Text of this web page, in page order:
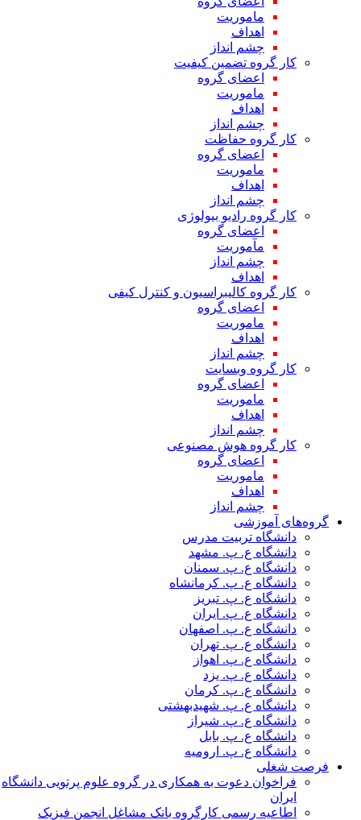
ماموریت
اهداف
چشم انداز
کار گروه تضمین کیفیت
اعضای گروه
ماموریت
اهداف
چشم انداز
کار گروه حفاظت
اعضای گروه
ماموریت
اهداف
چشم انداز
کار گروه رادیو بیولوژی
اعضای گروه
مآموریت
چشم انداز
اهداف
کار گروه کالیبراسیون و کنترل کیفی
اعضای گروه
ماموریت
اهداف
چشم انداز
کار گروه وبسایت
اعضای گروه
ماموریت
اهداف
چشم انداز
کار گروه هوش مصنوعی
اعضای گروه
ماموریت
اهداف
چشم انداز
گروه‌های آموزشی
دانشگاه تربیت مدرس
دانشگاه ع. پ. مشهد
دانشگاه ع. پ. سمنان
دانشگاه ع. پ. کرمانشاه
دانشگاه ع. پ. تبریز
دانشگاه ع. پ. ایران
دانشگاه ع. پ. اصفهان
دانشگاه ع. پ. تهران
دانشگاه ع. پ. اهواز
دانشگاه ع. پ. یزد
دانشگاه ع. پ. کرمان
دانشگاه ع. پ. شهید‌بهشتی
دانشگاه ع. پ. شیراز
دانشگاه ع. پ. بابل
دانشگاه ع. پ. ارومیه
فرصت شغلی
فراخوان دعوت به همکاری در گروه علوم پرتویی دانشگاه
ایران
اطاعیه رسمی کارگروه بانک مشاغل انجمن فیزیک